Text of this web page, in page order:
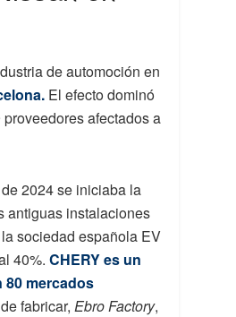
de automoción en
El efecto dominó
afectados a
2024 se iniciaba la
antiguas instalaciones
sociedad española EV
40%. CHERY es un
80 mercados
fabricar, Ebro Factory,